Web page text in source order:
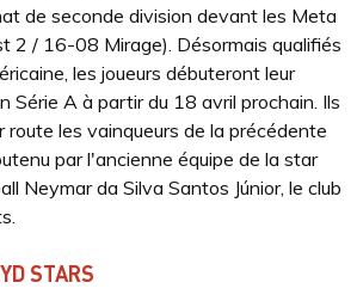
de seconde division devant les Meta
2 / 16-08 Mirage). Désormais qualifiés
les joueurs débuteront leur
Série A à partir du 18 avril prochain. Ils
route les vainqueurs de la précédente
par l'ancienne équipe de la star
Neymar da Silva Santos Júnior, le club
STARS